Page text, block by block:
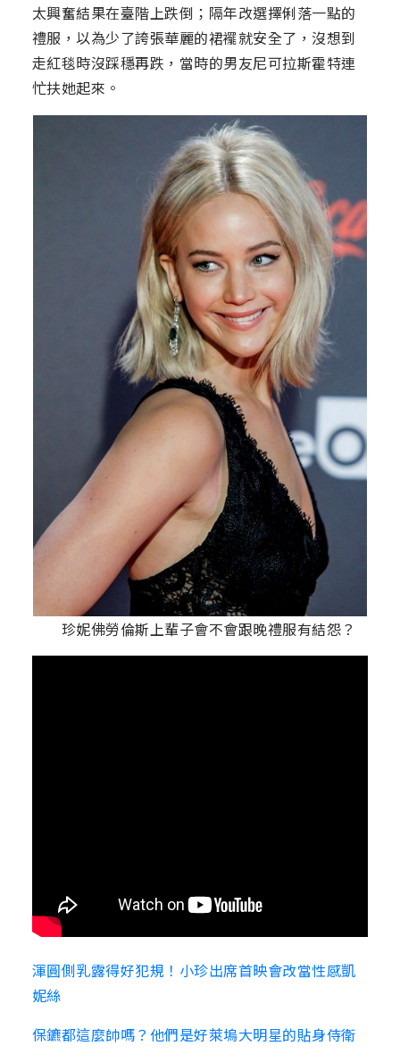
太興奮結果在臺階上跌倒；隔年改選擇俐落一點的
禮服，以為少了誇張華麗的裙襬就安全了，沒想到
走紅毯時沒踩穩再跌，當時的男友尼可拉斯霍特連
忙扶她起來。
珍妮佛勞倫斯上輩子會不會跟晚禮服有結怨？
渾圓側乳露得好犯規！小珍出席首映會改當性感凱
妮絲
保鑣都這麼帥嗎？他們是好萊塢大明星的貼身侍衛